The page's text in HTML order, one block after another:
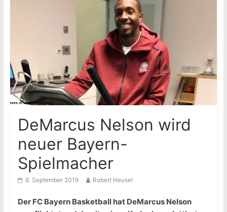
DeMarcus Nelson wird
neuer Bayern-
Spielmacher
6. September 2019 Robert Heusel
Der FC Bayern Basketball hat DeMarcus Nelson